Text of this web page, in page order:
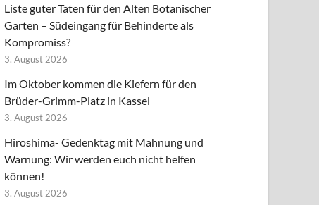
Liste guter Taten für den Alten Botanischer
Garten – Südeingang für Behinderte als
Kompromiss?
3. August 2026
Im Oktober kommen die Kiefern für den
Brüder-Grimm-Platz in Kassel
3. August 2026
Hiroshima- Gedenktag mit Mahnung und
Warnung: Wir werden euch nicht helfen
können!
3. August 2026